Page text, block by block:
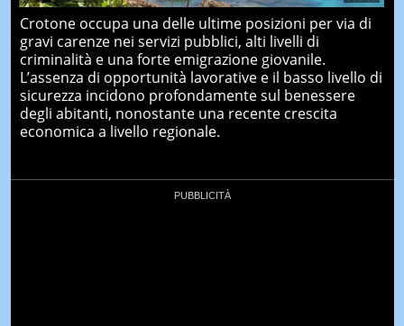
Crotone occupa una delle ultime posizioni per via di
gravi carenze nei servizi pubblici, alti livelli di
criminalità e una forte emigrazione giovanile.
L’assenza di opportunità lavorative e il basso livello di
sicurezza incidono profondamente sul benessere
degli abitanti, nonostante una recente crescita
economica a livello regionale.